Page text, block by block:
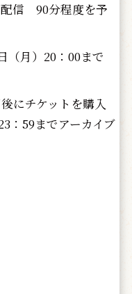
配信 90分程度を予
（月）20：00まで
にチケットを購入
：59までアーカイブ